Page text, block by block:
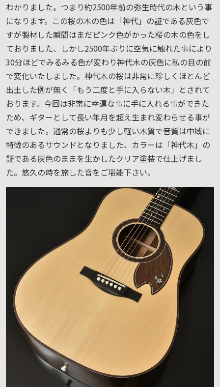
わかりました。つまり約2500年前の弥生時代の木という事
になります。この桜の木の色は「神代」の証である灰色で
すが製材した瞬間はまだピンク色がかった桜の木の色をし
ておりました、しかし2500年ぶりに空気に触れた事により
30分ほどでみるみる色が変わり神代木の灰色に私の目の前
で変化いたしました。神代木の桜は非常に珍しくほとんど
出土した例が無く「もう二度と手に入らない木」とされて
おります。今回は非常に幸運な事に手に入れる事ができた
ため、ギターとして長い年月を超え生まれ変わらせる事が
できました。通常の桜よりも少し軽い木質で音質は中域に
特徴のあるサウンドとなりました、カラーは「神代木」の
証である灰色のままを生かしたクリア塗装で仕上げまし
た。悠久の時を旅した音をご堪能下さい。